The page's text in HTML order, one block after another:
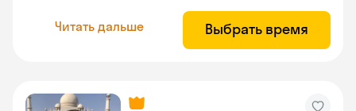
Читать дальше Выбрать время